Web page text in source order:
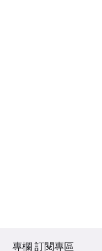
專欄 訂閱專區